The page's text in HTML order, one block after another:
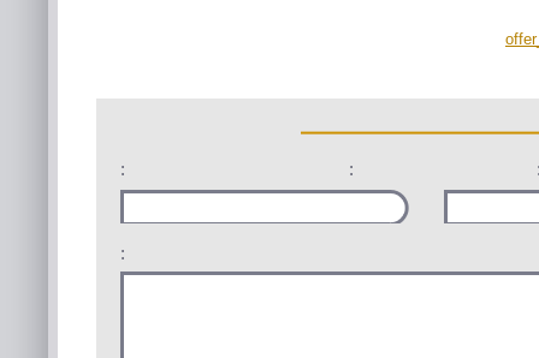
: :
: